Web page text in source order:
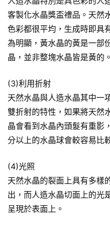
客製化水晶獎盃禮品。天然
色彩都很平均，生成時即具
為明顯，黃水晶的黃是一部
晶，並非整塊水晶皆是黃的。
(3)利用折射
天然水晶與人造水晶其中一
雙折射的特性，如果將天然
晶會看到水晶內頭髮有重影
分以上的水晶球會較容易比
(4)光照
天然水晶的裂面上具有多樣
出，而人造水晶切面上的光
呈現於表面上。